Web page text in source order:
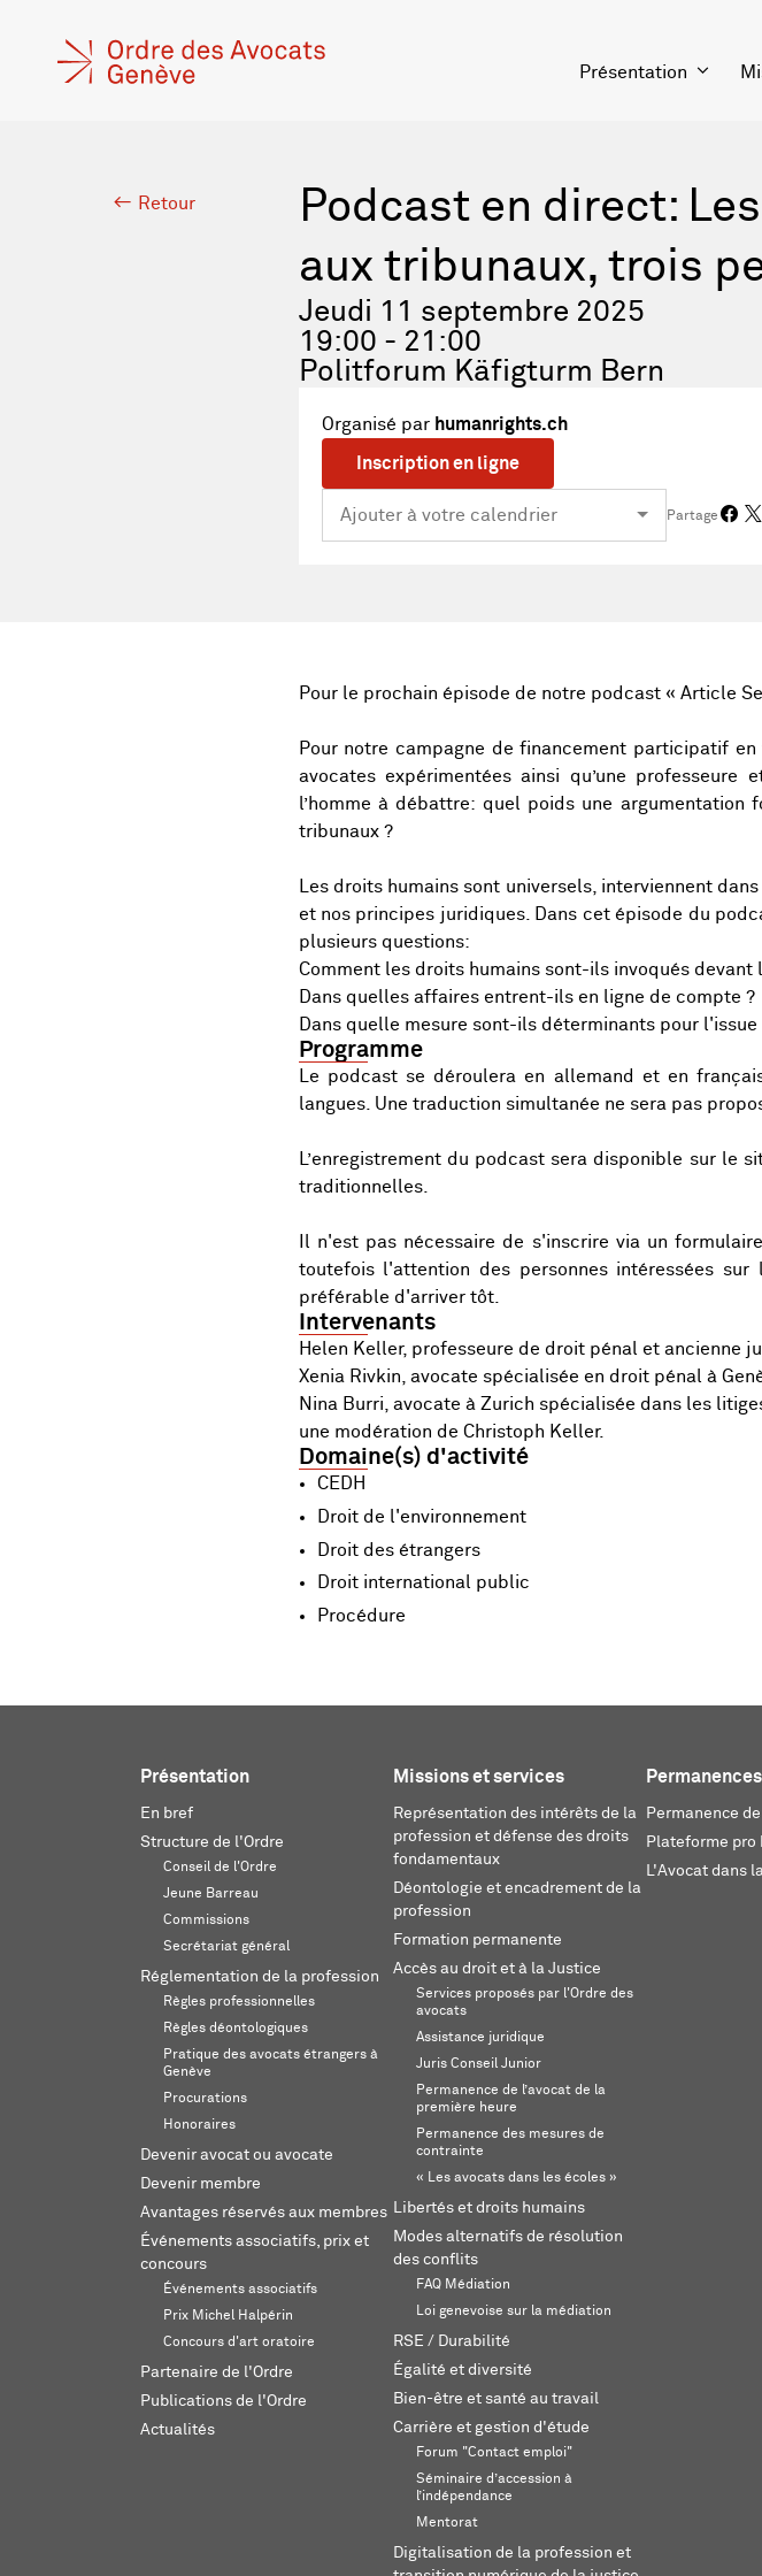
Présentation
Retour
Podcast en direct:
aux tribunaux, trois
Jeudi 11 septembre 2025
19:00 - 21:00
Politforum Käfigturm Bern
Organisé par humanrights.ch
Inscription en ligne
Partage
Pour le prochain épisode de notre podcast « Article
Pour notre campagne de financement participatif
avocates expérimentées ainsi qu’une
l’homme à débattre: quel poids une
tribunaux ?
Les droits humains sont universels, interviennent
et nos principes juridiques. Dans cet épisode du
plusieurs questions:
Comment les droits humains sont-ils invoqués devant
Dans quelles affaires entrent-ils en ligne de compte ?
Dans quelle mesure sont-ils déterminants pour
Programme
Le podcast se déroulera en allemand et en
langues. Une traduction simultanée ne sera pas
L’enregistrement du podcast sera disponible sur
traditionnelles.
Il n'est pas nécessaire de s'inscrire via un
toutefois l'attention des personnes intéressées
préférable d'arriver tôt.
Intervenants
Helen Keller, professeure de droit pénal et ancienne
Xenia Rivkin, avocate spécialisée en droit pénal à
Nina Burri, avocate à Zurich spécialisée dans les
une modération de Christoph Keller.
Domaine(s) d'activité
CEDH
Droit de l'environnement
Droit des étrangers
Droit international public
Procédure
Présentation
En bref
Structure de l'Ordre
Conseil de l'Ordre
Jeune Barreau
Commissions
Secrétariat général
Réglementation de la profession
Règles professionnelles
Règles déontologiques
Pratique des avocats étrangers à
Genève
Procurations
Honoraires
Devenir avocat ou avocate
Devenir membre
Avantages réservés aux membres
Événements associatifs, prix et
concours
Événements associatifs
Prix Michel Halpérin
Concours d'art oratoire
Partenaire de l'Ordre
Publications de l'Ordre
Actualités
Missions et services
Représentation des intérêts de la
profession et défense des droits
fondamentaux
Déontologie et encadrement de la
profession
Formation permanente
Accès au droit et à la Justice
Services proposés par l'Ordre des
avocats
Assistance juridique
Juris Conseil Junior
Permanence de l’avocat de la
première heure
Permanence des mesures de
contrainte
« Les avocats dans les écoles »
Libertés et droits humains
Modes alternatifs de résolution
des conflits
FAQ Médiation
Loi genevoise sur la médiation
RSE / Durabilité
Égalité et diversité
Bien-être et santé au travail
Carrière et gestion d'étude
Forum "Contact emploi"
Séminaire d’accession à
l’indépendance
Mentorat
Digitalisation de la profession et
Permanence
Plateforme pro
L'Avocat dans